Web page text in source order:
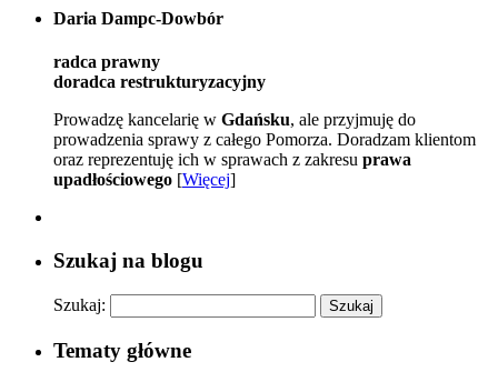
Daria Dampc-Dowbór
radca prawny
doradca restrukturyzacyjny
Prowadzę kancelarię w Gdańsku, ale przyjmuję do
prowadzenia sprawy z całego Pomorza. Doradzam klientom
oraz reprezentuję ich w sprawach z zakresu prawa
upadłościowego [Więcej]
Szukaj na blogu
Szukaj:
Tematy główne